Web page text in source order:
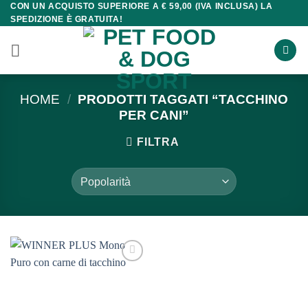
Salta
ai
contenuti
CON UN ACQUISTO SUPERIORE A € 59,00 (IVA INCLUSA) LA
SPEDIZIONE È GRATUITA!
HOME / PRODOTTI TAGGATI “TACCHINO
PER CANI”
FILTRA